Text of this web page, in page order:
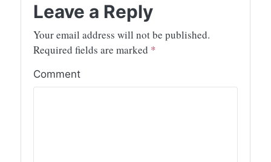
Leave a Reply
Your email address will not be published.
Required fields are marked *
Comment